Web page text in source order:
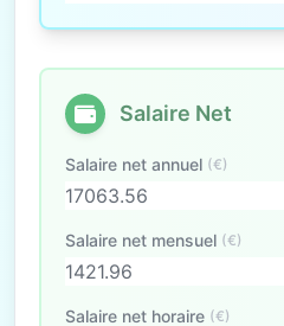
Salaire Net
Salaire net annuel (€)
Salaire net mensuel (€)
Salaire net horaire (€)